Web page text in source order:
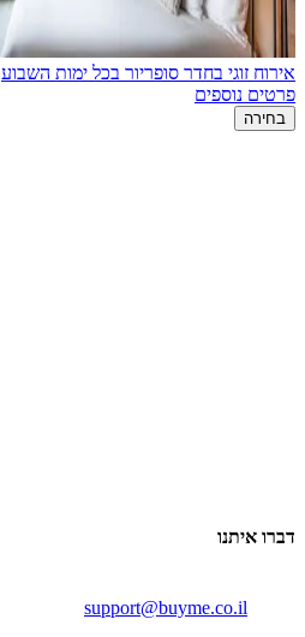
אירוח זוגי בחדר סופריור בכל ימות השבוע
פרטים נוספים
בחירה
דברו איתנו
support@buyme.co.il